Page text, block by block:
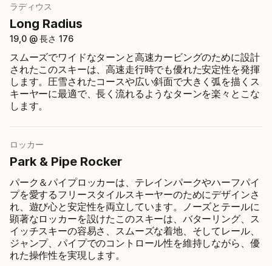
ラディウス
Long Radius
19,0 @ 長さ 176
スムーズでワイドなターンと高速カービングのために設計
されたこのスキーは、高速走行時でも優れた安定性を発揮
します。圧雪されたコースや広い斜面で大きく弧を描くス
キーヤーに最適で、長く流れるようなターンを楽々とこな
します。
ロッカー
Park & Pipe Rocker
パーク＆パイプロッカーは、テレインパークやハーフパイ
プを愛するフリースタイルスキーヤーのためにデザインさ
れ、遊び心と安定性を両立しています。ノーズとテールに
顕著なロッカーを設けたこのスキーは、バターリング、ス
イッチスキーの容易さ、スムーズな着地、そしてレール、
ジャンプ、パイプでのコントロール性を維持しながら、優
れた操作性を実現します。